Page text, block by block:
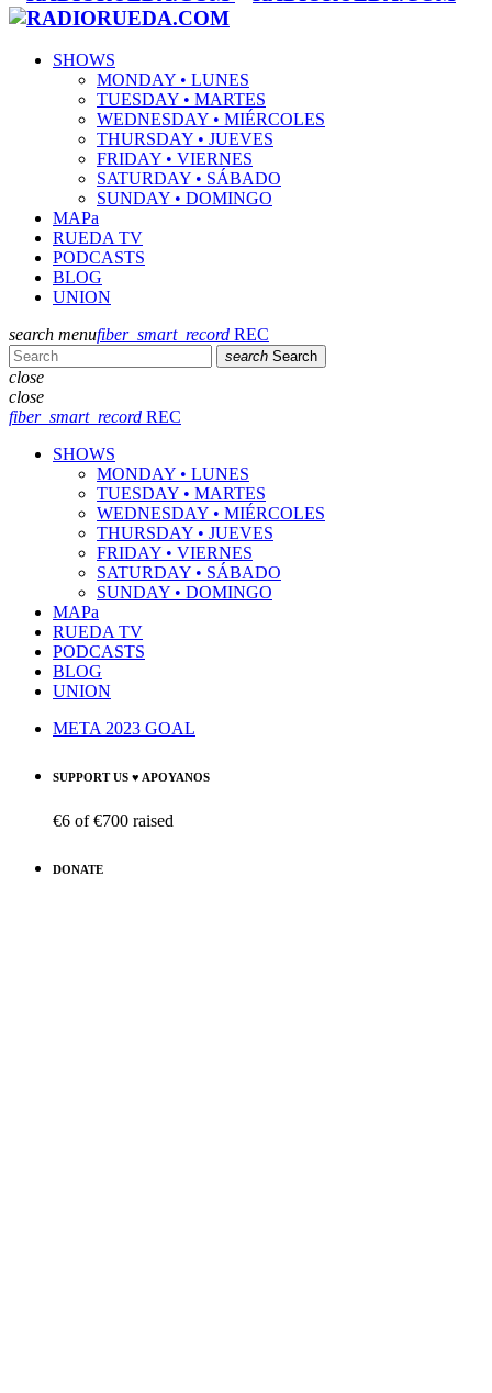
SHOWS
MONDAY • LUNES
TUESDAY • MARTES
WEDNESDAY • MIÉRCOLES
THURSDAY • JUEVES
FRIDAY • VIERNES
SATURDAY • SÁBADO
SUNDAY • DOMINGO
MAPa
RUEDA TV
PODCASTS
BLOG
UNION
search menufiber_smart_record REC
search Search
close
close
fiber_smart_record REC
SHOWS
MONDAY • LUNES
TUESDAY • MARTES
WEDNESDAY • MIÉRCOLES
THURSDAY • JUEVES
FRIDAY • VIERNES
SATURDAY • SÁBADO
SUNDAY • DOMINGO
MAPa
RUEDA TV
PODCASTS
BLOG
UNION
META 2023 GOAL
SUPPORT US ♥ APOYANOS
€6 of€700 raised
DONATE